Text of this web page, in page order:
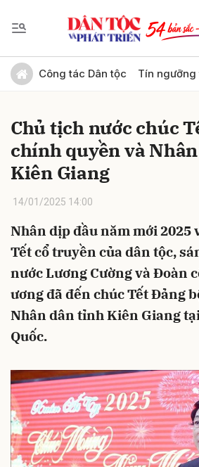
Công tác Dân tộc Tín
Chủ tịch nước chúc
chính quyền và
Kiên Giang
14/01/2025 14:00
Nhân dịp đầu năm mới 2025
Tết cổ truyền của dân tộc,
nước Lương Cường và Đoàn
ương đã đến chúc Tết Đảng
Nhân dân tỉnh Kiên Giang
Quốc.
Gửi bình luận